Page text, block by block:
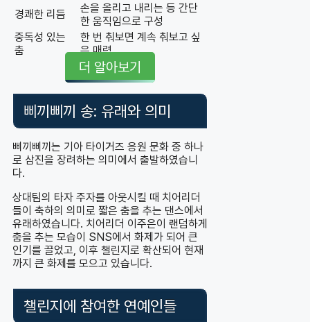
경쾌한 리듬
손을 올리고 내리는 등 간단
한 움직임으로 구성
중독성 있는
춤
한 번 춰보면 계속 춰보고 싶
은 매력
더 알아보기
삐끼삐끼 송: 유래와 의미
삐끼삐끼는 기아 타이거즈 응원 문화 중 하나
로 삼진을 장려하는 의미에서 출발하였습니
다.
상대팀의 타자 주자를 아웃시킬 때 치어리더
들이 축하의 의미로 짧은 춤을 추는 댄스에서
유래하였습니다. 치어리더 이주은이 랜덤하게
춤을 추는 모습이 SNS에서 화제가 되어 큰
인기를 끌었고, 이후 챌린지로 확산되어 현재
까지 큰 화제를 모으고 있습니다.
챌린지에 참여한 연예인들